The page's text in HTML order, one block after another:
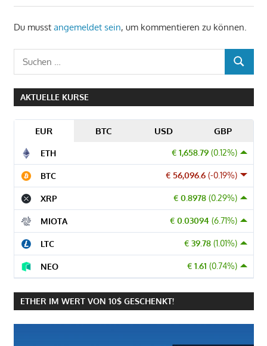
Du musst angemeldet sein, um kommentieren zu können.
SUCHEN
AKTUELLE KURSE
EUR BTC USD GBP
€ 1,658.79 (0.12%)
ETH
€ 56,096.6 (-0.19%)
BTC
€ 0.8978 (0.29%)
XRP
€ 0.03094 (6.71%)
MIOTA
€ 39.78 (1.01%)
LTC
€ 1.61 (0.74%)
NEO
ETHER IM WERT VON 10$ GESCHENKT!